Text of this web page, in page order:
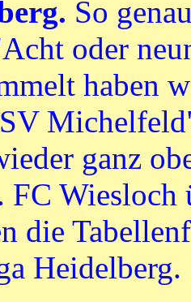
So
oder
haben
ganz
FC Wiesloch
die
Heidelberg.